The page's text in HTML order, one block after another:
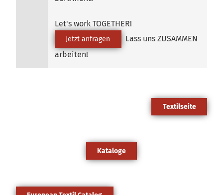
Let's work TOGETHER!
Jetzt anfragen
Lass uns ZUSAMMEN
arbeiten!
Textilseite
Kataloge